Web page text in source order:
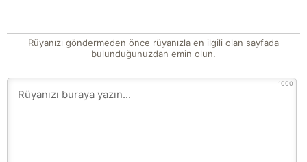
Rüyanızı göndermeden önce rüyanızla en ilgili olan sayfada
bulunduğunuzdan emin olun.
1000